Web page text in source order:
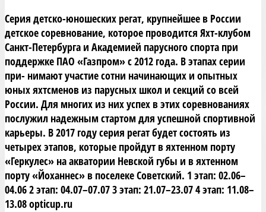
Серия детско-юношеских регат, крупнейшее в России
детское соревнование, которое проводится Яхт-клубом
Санкт-Петербурга и Академией парусного спорта при
поддержке ПАО «Газпром» с 2012 года. В этапах серии
при- нимают участие сотни начинающих и опытных
юных яхтсменов из парусных школ и секций со всей
России. Для многих из них успех в этих соревнованиях
послужил надежным стартом для успешной спортивной
карьеры. В 2017 году серия регат будет состоять из
четырех этапов, которые пройдут в яхтенном порту
«Геркулес» на акватории Невской губы и в яхтенном
порту «Йоханнес» в поселеке Советский. 1 этап: 02.06–
04.06 2 этап: 04.07–07.07 3 этап: 21.07–23.07 4 этап: 11.08–
13.08 opticup.ru